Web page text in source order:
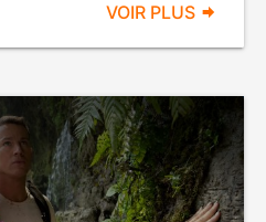
VOIR PLUS